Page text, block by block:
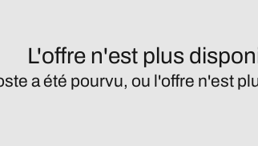
L'offre n'est plus
a été pourvu, ou l'offre n'est